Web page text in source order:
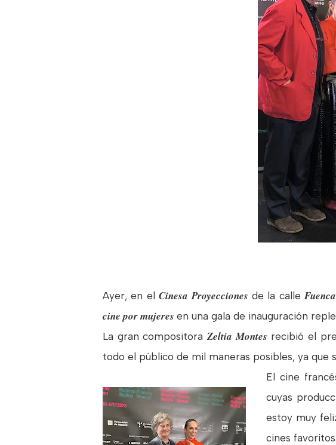
Ayer, en elCinesa Proyecciones de la calle
cine por mujeres en una gala de inauguración
La gran compositoraZeltia Montes recibió el
todo el público de mil maneras posibles, ya que
El cine
cuyas
estoy muy
cines favoritos.